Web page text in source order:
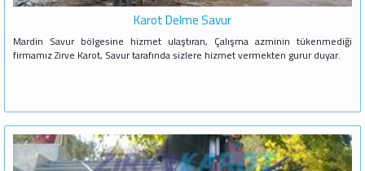
Karot Delme Savur
Mardin Savur bölgesine hizmet ulaştıran, Çalışma azminin tükenmediği
firmamız Zirve Karot, Savur tarafında sizlere hizmet vermekten gurur duyar.